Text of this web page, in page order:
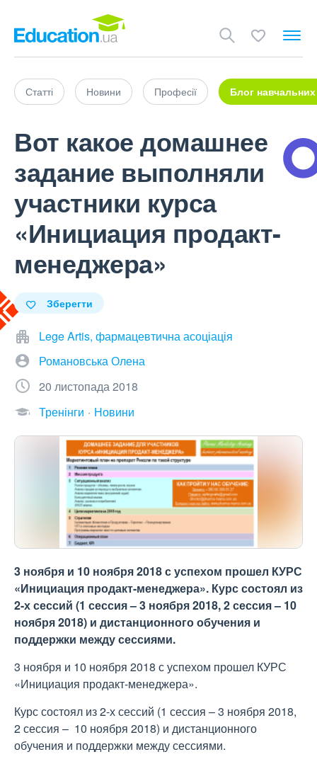
Статті Новини Професії Блог навчальних
Вот какое домашнее
задание выполняли
участники курса
«Инициация продакт-
менеджера»
Зберегти
Lege Artis, фармацевтична асоціація
Романовська Олена
20 листопада 2018
Тренінги
Новини
3 ноября и 10 ноября 2018 с успехом прошел КУРС
«Инициация продакт-менеджера». Курс состоял из
2-х сессий (1 сессия – 3 ноября 2018, 2 сессия – 10
ноября 2018) и дистанционного обучения и
поддержки между сессиями.
3 ноября и 10 ноября 2018 с успехом прошел КУРС
«Инициация продакт-менеджера».
Курс состоял из 2-х сессий (1 сессия – 3 ноября 2018,
2 сессия – 10 ноября 2018) и дистанционного
обучения и поддержки между сессиями.